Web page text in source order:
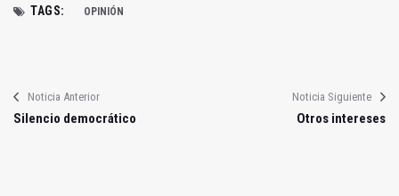
TAGS: OPINIÓN
Noticia Anterior
Silencio democrático
Noticia Siguiente
Otros intereses